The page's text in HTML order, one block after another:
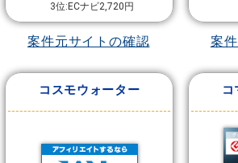
3位:ECナビ2,720円
案件元サイトの確認 案
コスモウォーター